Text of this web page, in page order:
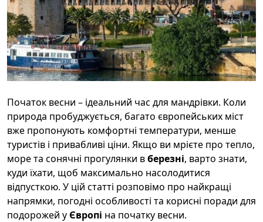
Початок весни – ідеальний час для мандрівки. Коли
природа пробуджується, багато європейських міст
вже пропонують комфортні температури, менше
туристів і привабливі ціни. Якщо ви мрієте про тепло,
море та сонячні прогулянки вберезні, варто знати,
куди їхати, щоб максимально насолодитися
відпусткою. У цій статті розповімо про найкращі
напрямки, погодні особливості та корисні поради для
подорожей у Європі на початку весни.